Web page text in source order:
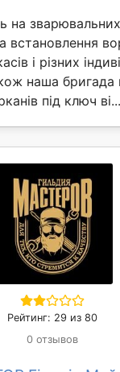
на
встановлення
і різних
наша бригада
під ключ ві...
Рейтинг: 29 из 80
0 отзывов